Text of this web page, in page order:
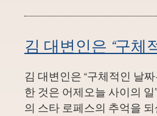
김 대변인은 “구체
김 대변인은 “구체적인 날
한 것은 어제오늘 사이의
의 스타 로페스의 추억을